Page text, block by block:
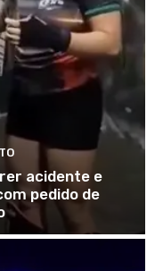
acidente e
pedido de